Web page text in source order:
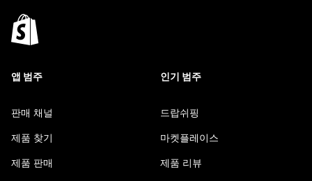
앱 범주
판매 채널
제품 찾기
제품 판매
인기 범주
드랍쉬핑
마켓플레이스
제품 리뷰